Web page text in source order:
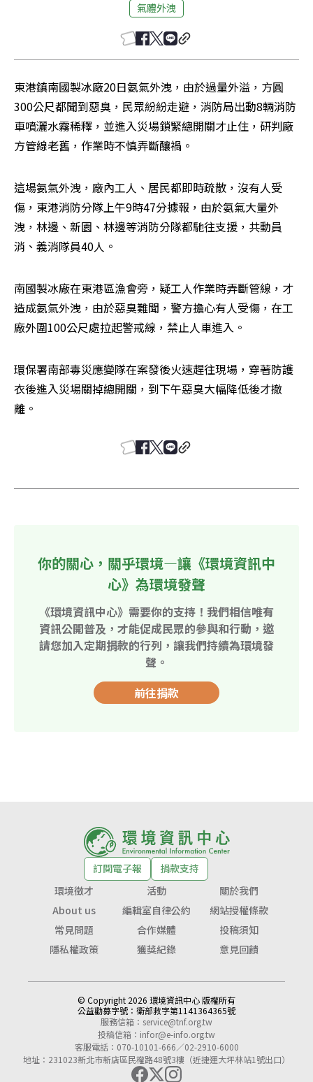
氣體外洩
東港鎮南國製冰廠20日氨氣外洩，由於過量外溢，方圓
300公尺都聞到惡臭，民眾紛紛走避，消防局出動8輛消防
車噴灑水霧稀釋，並進入災場鎖緊總開關才止住，研判廠
方管線老舊，作業時不慎弄斷釀禍。
這場氨氣外洩，廠內工人、居民都即時疏散，沒有人受
傷，東港消防分隊上午9時47分據報，由於氨氣大量外
洩，林邊、新園、林邊等消防分隊都馳往支援，共動員
消、義消隊員40人。
南國製冰廠在東港區漁會旁，疑工人作業時弄斷管線，才
造成氨氣外洩，由於惡臭難聞，警方擔心有人受傷，在工
廠外圍100公尺處拉起警戒線，禁止人車進入。
環保署南部毒災應變隊在案發後火速趕往現場，穿著防護
衣後進入災場關掉總開關，到下午惡臭大幅降低後才撤
離。
你的關心，關乎環境—讓《環境資訊中
心》為環境發聲
《環境資訊中心》需要你的支持！我們相信唯有
資訊公開普及，才能促成民眾的參與和行動，邀
請您加入定期捐款的行列，讓我們持續為環境發
聲。
前往捐款
訂閱電子報
捐款支持
環境徵才
活動
關於我們
About us
編輯室自律公約
網站授權條款
常見問題
合作媒體
投稿須知
隱私權政策
獲獎紀錄 意見回饋
© Copyright 2026 環境資訊中心 版權所有
公益勸募字號： 衛部救字第1141364365號
服務信箱： service@tnf.org.tw
投稿信箱： infor@e-info.org.tw
客服電話：070-10101-666／02-2910-6000
地址：231023新北市新店區民權路48號3樓（近捷運大坪林站1號出口）